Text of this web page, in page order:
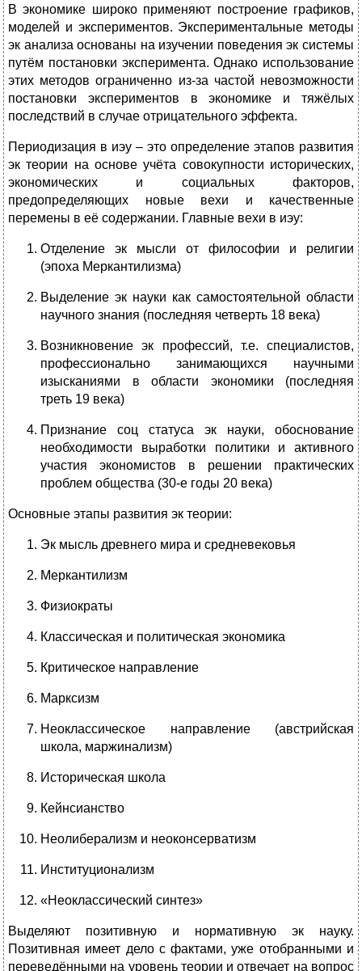
В экономике широко применяют построение графиков,
моделей и экспериментов. Экспериментальные методы
эк анализа основаны на изучении поведения эк системы
путём постановки эксперимента. Однако использование
этих методов ограниченно из-за частой невозможности
постановки экспериментов в экономике и тяжёлых
последствий в случае отрицательного эффекта.
Периодизация в иэу – это определение этапов развития
эк теории на основе учёта совокупности исторических,
экономических и социальных факторов,
предопределяющих новые вехи и качественные
перемены в её содержании. Главные вехи в иэу:
Отделение эк мысли от философии и религии
(эпоха Меркантилизма)
Выделение эк науки как самостоятельной области
научного знания (последняя четверть 18 века)
Возникновение эк профессий, т.е. специалистов,
профессионально занимающихся научными
изысканиями в области экономики (последняя
треть 19 века)
Признание соц статуса эк науки, обоснование
необходимости выработки политики и активного
участия экономистов в решении практических
проблем общества (30-е годы 20 века)
Основные этапы развития эк теории:
Эк мысль древнего мира и средневековья
Меркантилизм
Физиократы
Классическая и политическая экономика
Критическое направление
Марксизм
Неоклассическое направление (австрийская
школа, маржинализм)
Историческая школа
Кейнсианство
Неолиберализм и неоконсерватизм
Институционализм
«Неоклассический синтез»
Выделяют позитивную и нормативную эк науку.
Позитивная имеет дело с фактами, уже отобранными и
переведёнными на уровень теории и отвечает на вопрос